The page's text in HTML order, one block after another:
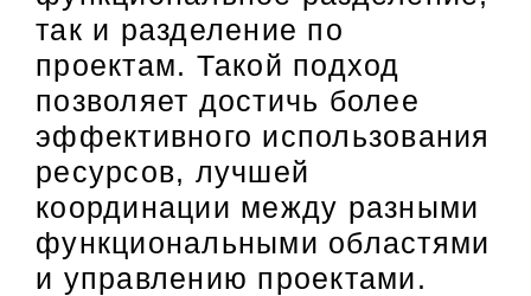
так и разделение по
проектам. Такой подход
позволяет достичь более
эффективного использования
ресурсов, лучшей
координации между разными
функциональными областями
и управлению проектами.